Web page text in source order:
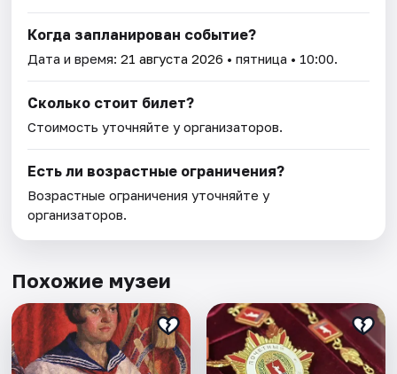
Когда запланирован событие?
Дата и время:21 августа 2026 • пятница • 10:00.
Сколько стоит билет?
Стоимость уточняйте у организаторов.
Есть ли возрастные ограничения?
Возрастные ограничения уточняйте у
организаторов.
Похожие музеи